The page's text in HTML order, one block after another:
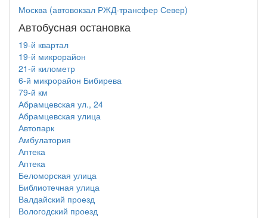
Москва (автовокзал РЖД-трансфер Север)
Автобусная остановка
19-й квартал
19-й микрорайон
21-й километр
6-й микрорайон Бибирева
79-й км
Абрамцевская ул., 24
Абрамцевская улица
Автопарк
Амбулатория
Аптека
Аптека
Беломорская улица
Библиотечная улица
Валдайский проезд
Вологодский проезд